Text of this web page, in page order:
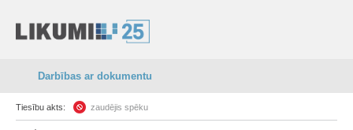
Darbības ar dokumentu
Tiesību akts: zaudējis spēku